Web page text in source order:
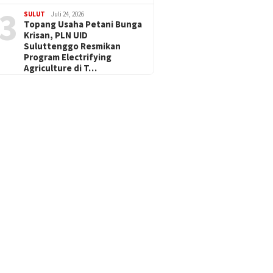
SULUT Juli 24, 2026
Topang Usaha Petani Bunga
Krisan, PLN UID
Suluttenggo Resmikan
Program Electrifying
Agriculture di T…